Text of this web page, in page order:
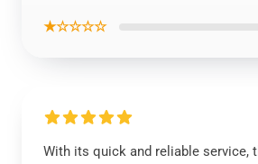
★☆☆☆☆
With its quick and reliable service,